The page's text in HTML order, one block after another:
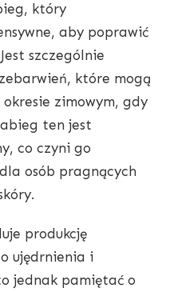
który
aby poprawić
szczególnie
które mogą
zimowym, gdy
ten jest
co czyni go
osób pragnących
produkcję
ujędrnienia i
jednak pamiętać o